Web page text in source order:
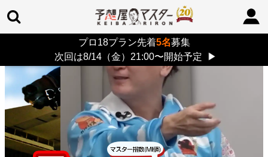
プロ18プラン先着5名募集
次回は8/14（金）21:00〜開始予定
▶
> 26/8/9 (日)